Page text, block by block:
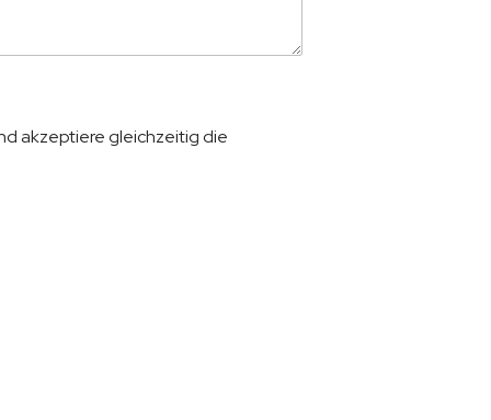
akzeptiere gleichzeitig die